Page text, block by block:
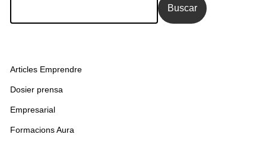
Buscar
Articles Emprendre
Dosier prensa
Empresarial
Formacions Aura